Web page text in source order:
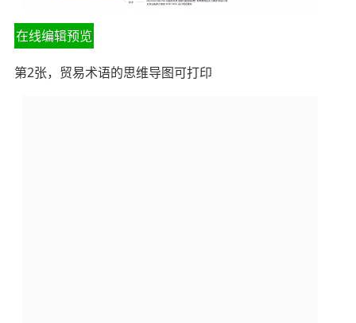
在线编辑预览
第2张，贸易术语的思维导图可打印